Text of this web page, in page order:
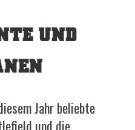
UND
Jahr beliebte
und die